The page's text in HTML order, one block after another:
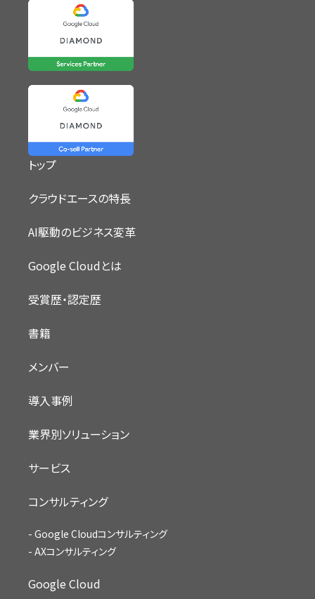
トップ
クラウドエースの特長
AI駆動のビジネス変革
Google Cloudとは
受賞歴・認定歴
書籍
メンバー
導入事例
業界別ソリューション
サービス
コンサルティング
Google Cloudコンサルティング
AXコンサルティング
Google Cloud